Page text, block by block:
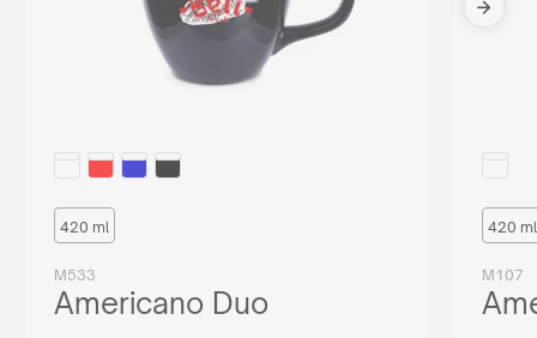
420 ml
M533
Americano Duo
420 ml
M107